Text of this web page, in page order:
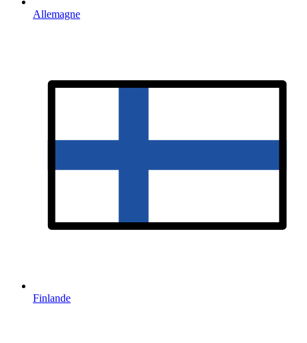
Allemagne
Finlande